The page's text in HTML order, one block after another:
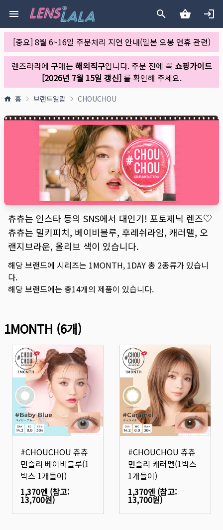
[중요] 8월 6~16일 주문처리 지연 안내(일본 오봉 연휴 관련)
렌즈라라에 구매는 해외직구입니다. 주문 전에 꼭 쇼핑가이드
[2026년 7월 15일 갱신]를 확인해 주세요.
홈 브랜드일람 CHOUCHOU
츄츄는 인스타 등의 SNS에서 대인기! 포토제닉 렌즈♡
츄츄는 밀키피치, 베이비블루, 후레쉬라임, 캐러맬, 오
랜지브라운, 올리브 색이 있습니다.
해당 브랜드에 시리즈는 1MONTH, 1DAY 총 2종류가 있습니
다.
해당 브랜드에는 총14개의 제품이 있습니다.
1MONTH (6개)
#CHOUCHOU 츄츄
먼슬리 베이비블루(1
박스 1개들이)
1,370엔 (참고:
13,700원)
#CHOUCHOU 츄츄
먼슬리 캐러멜(1박스
1개들이)
1,370엔 (참고:
13,700원)